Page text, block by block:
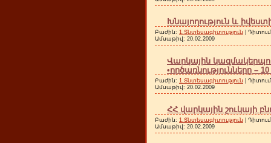
Խնայողություն և
Բաժին: 1.Տնտեսագիտություն |
Ամսաթիվ: 20.02.2009
Վարկային
•ործառնությունները – 10
Բաժին: 1.Տնտեսագիտություն |
Ամսաթիվ: 20.02.2009
ՀՀ վարկային շուկայի
Բաժին: 1.Տնտեսագիտություն |
Ամսաթիվ: 20.02.2009